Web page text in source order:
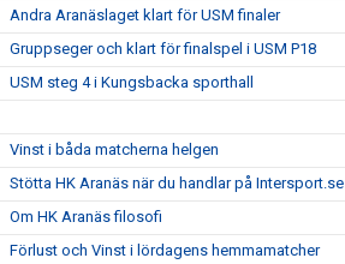
Andra Aranäslaget klart för USM finaler
Gruppseger och klart för finalspel i USM P18
USM steg 4 i Kungsbacka sporthall
Vinst i båda matcherna helgen
Stötta HK Aranäs när du handlar på Intersport.se
Om HK Aranäs filosofi
Förlust och Vinst i lördagens hemmamatcher